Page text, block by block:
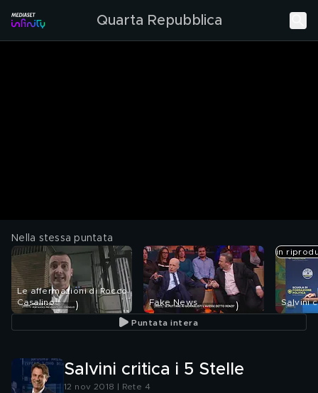
Quarta Repubblica
Nella stessa puntata
Le affermazioni di Rocco
Casalino
Fake News
in
Salvini
Puntata intera
Salvini critica i 5 Stelle
12 nov 2018 | Rete 4